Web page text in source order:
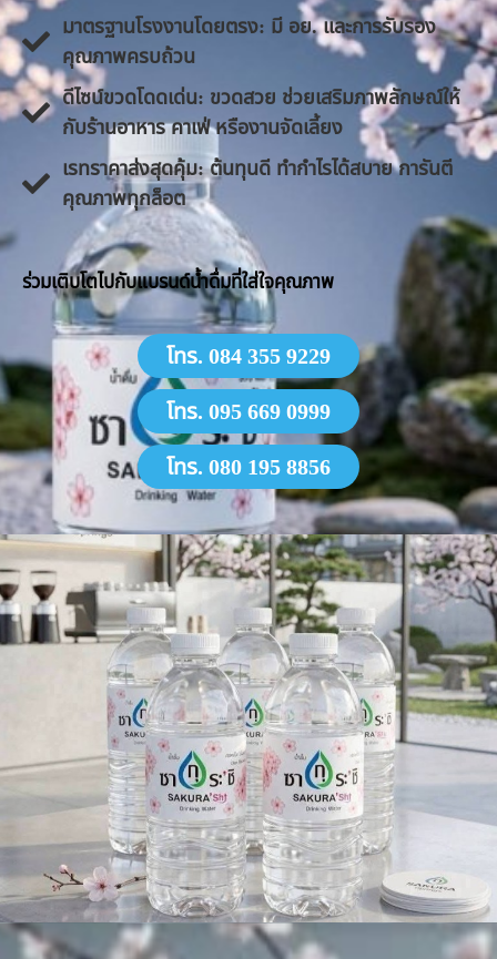
มาตรฐานโรงงานโดยตรง: มี อย. และการรับรอง
คุณภาพครบถ้วน
ดีไซน์ขวดโดดเด่น: ขวดสวย ช่วยเสริมภาพลักษณ์ให้
กับร้านอาหาร คาเฟ่ หรืองานจัดเลี้ยง
​เรทราคาส่งสุดคุ้ม: ต้นทุนดี ทำกำไรได้สบาย การันตี
คุณภาพทุกล็อต
​ร่วมเติบโตไปกับแบรนด์น้ำดื่มที่ใส่ใจคุณภาพ
โทร. 084 355 9229
โทร. 095 669 0999
โทร. 080 195 8856